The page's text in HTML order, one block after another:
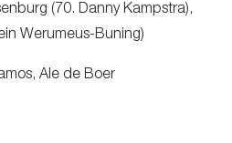
(70. Danny Kampstra),
Werumeus-Buning)
Ale de Boer